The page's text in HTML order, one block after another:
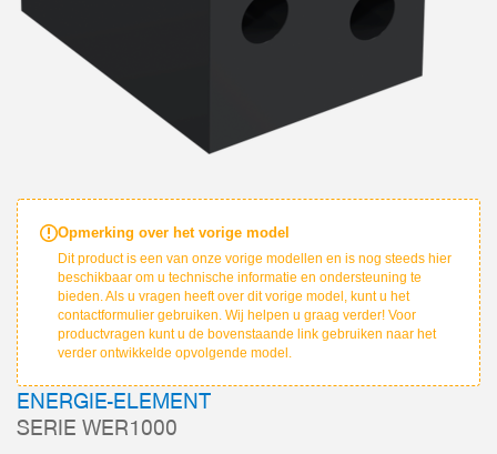
Opmerking over het vorige model
Dit product is een van onze vorige modellen en is nog steeds hier
beschikbaar om u technische informatie en ondersteuning te
bieden. Als u vragen heeft over dit vorige model, kunt u het
contactformulier gebruiken. Wij helpen u graag verder! Voor
productvragen kunt u de bovenstaande link gebruiken naar het
verder ontwikkelde opvolgende model.
ENERGIE-ELEMENT
SERIE WER1000